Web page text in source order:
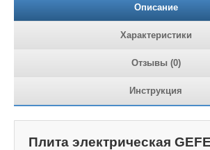
Описание
Характеристики
Отзывы (0)
Инструкция
Плита электрическая